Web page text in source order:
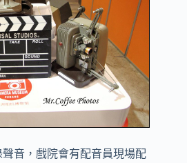
音，戲院會有配音員現場配